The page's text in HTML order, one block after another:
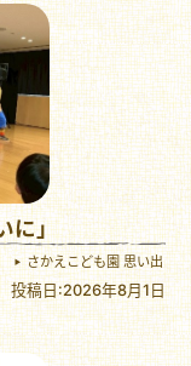
に」
さかえこども園 思い出
投稿日:2026年8月1日